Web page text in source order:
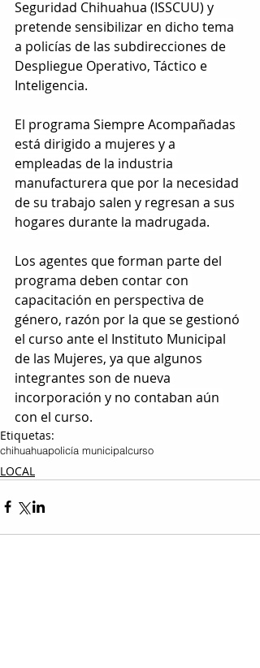
Seguridad Chihuahua (ISSCUU) y
pretende sensibilizar en dicho tema
a policías de las subdirecciones de
Despliegue Operativo, Táctico e
Inteligencia.
El programa Siempre Acompañadas
está dirigido a mujeres y a
empleadas de la industria
manufacturera que por la necesidad
de su trabajo salen y regresan a sus
hogares durante la madrugada.
Los agentes que forman parte del
programa deben contar con
capacitación en perspectiva de
género, razón por la que se gestionó
el curso ante el Instituto Municipal
de las Mujeres, ya que algunos
integrantes son de nueva
incorporación y no contaban aún
con el curso.
Etiquetas:
chihuahuapolicía municipalcurso
LOCAL